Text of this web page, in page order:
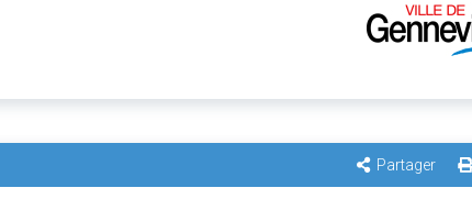
Partager